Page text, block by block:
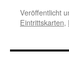
Veröffentlicht
Eintrittskarten,